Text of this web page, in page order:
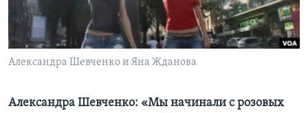
Learning English
СОЦИАЛЬНЫЕ СЕТИ
Александра Шевченко и Яна Жданова
Александра Шевченко: «Мы начинали с розовых